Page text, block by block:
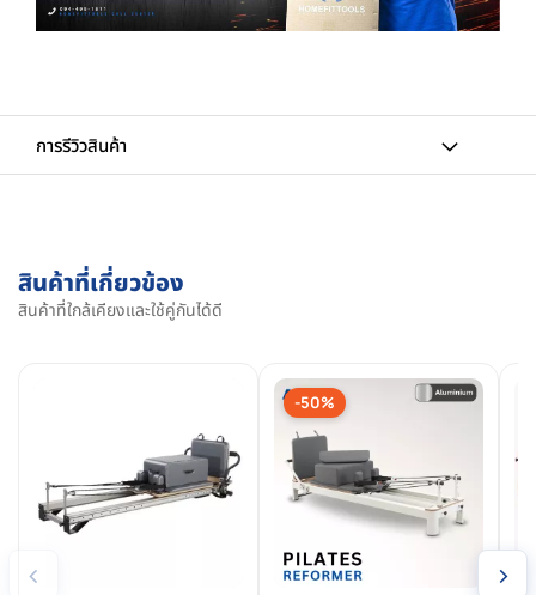
การรีวิวสินค้า
สินค้าที่เกี่ยวข้อง
สินค้าที่ใกล้เคียงและใช้คู่กันได้ดี
‹
-50%
›